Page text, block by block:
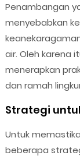
Penambangan
menyebabkan
air. Oleh karena
menerapkan
dan ramah
Strategi
Untuk
beberapa